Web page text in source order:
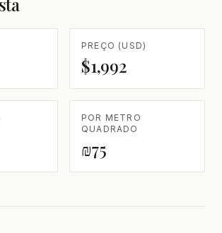
PREÇO (USD)
$1,992
POR METRO
QUADRADO
₪75